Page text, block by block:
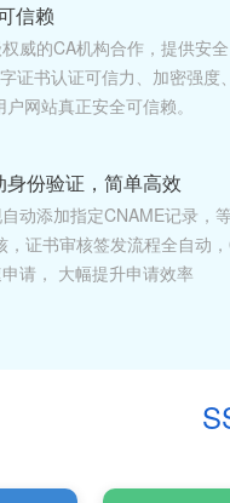
信赖
威的CA机构合作，提供安全
证书认证可信力、加密强度
网站真正安全可信赖。
份验证，简单高效
动添加指定CNAME记录，
，证书审核签发流程全自动
请， 大幅提升申请效率